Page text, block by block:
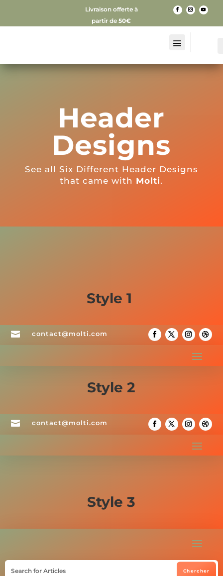
Livraison offerte à
partir de50€
Header
Designs
See all Six Different Header Designs
that came with Molti.
Style 1
 contact@molti.com
Style 2
 contact@molti.com
Style 3